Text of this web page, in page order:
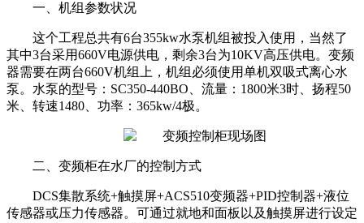
一、机组参数状况
这个工程总共有6台355kw水泵机组被投入使用，当然了
其中3台采用660V电源供电，剩余3台为10KV高压供电。变频
器需要在两台660V机组上，机组必须使用单机双吸式离心水
泵。水泵的型号：SC350-440BO、流量：1800米3时、扬程50
米、转速1480、功率：365kw/4极。
二、变频柜在水厂的控制方式
DCS集散系统+触摸屏+ACS510变频器+PID控制器+液位
传感器或压力传感器。可通过就地和面板以及触摸屏进行设定